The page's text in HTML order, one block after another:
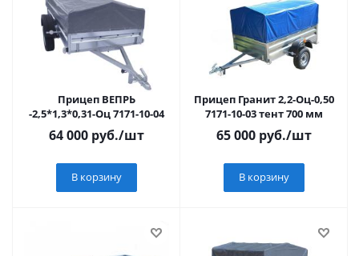
Прицеп ВЕПРЬ
-2,5*1,3*0,31-Оц 7171-10-04
64 000 руб./шт
В корзину
Прицеп Гранит 2,2-Оц-0,50
7171-10-03 тент 700 мм
65 000 руб./шт
В корзину